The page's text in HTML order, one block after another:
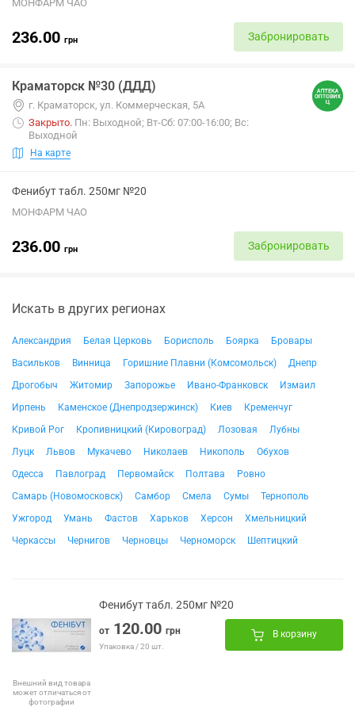
МОНФАРМ ЧАО
236.00 грн Забронировать
Краматорск №30 (ДДД)
г. Краматорск, ул. Коммерческая, 5А
Закрыто. Пн: Выходной; Вт-Сб: 07:00-16:00; Вс:
Выходной
На карте
Фенибут табл. 250мг №20
МОНФАРМ ЧАО
236.00 грн Забронировать
Искать в других регионах
Александрия Белая Церковь Борисполь Боярка
Бровары
Васильков
Винница Горишние Плавни (Комсомольск)
Днепр
Дрогобыч
Житомир Запорожье Ивано-Франковск
Измаил
Ирпень
Каменское (Днепродзержинск) Киев
Кременчуг
Кривой Рог
Кропивницкий (Кировоград) Лозовая
Лубны
Луцк
Львов Мукачево Николаев Никополь
Обухов
Одесса
Павлоград Первомайск Полтава
Ровно
Самарь (Новомосковск)
Самбор Смела Сумы
Тернополь
Ужгород
Умань Фастов Харьков Херсон
Хмельницкий
Черкассы
Чернигов Черновцы Черноморск Шептицкий
Внешний вид товара
может отличаться от
фотографии
Фенибут табл. 250мг №20
от 120.00 грн
Упаковка / 20 шт.
В корзину